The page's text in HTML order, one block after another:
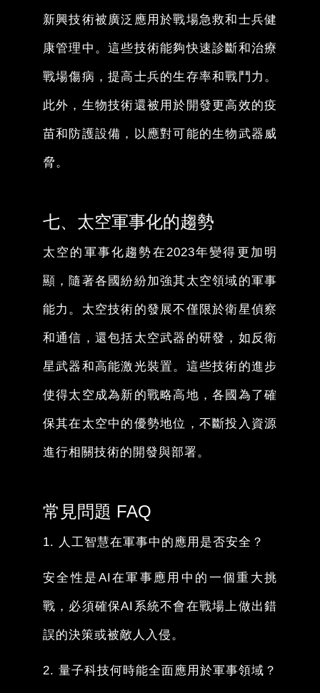
新興技術被廣泛應用於戰場急救和士兵健
康管理中。這些技術能夠快速診斷和治療
戰場傷病，提高士兵的生存率和戰鬥力。
此外，生物技術還被用於開發更高效的疫
苗和防護設備，以應對可能的生物武器威
脅。
七、太空軍事化的趨勢
太空的軍事化趨勢在2023年變得更加明
顯，隨著各國紛紛加強其太空領域的軍事
能力。太空技術的發展不僅限於衛星偵察
和通信，還包括太空武器的研發，如反衛
星武器和高能激光裝置。這些技術的進步
使得太空成為新的戰略高地，各國為了確
保其在太空中的優勢地位，不斷投入資源
進行相關技術的開發與部署。
常見問題 FAQ
1. 人工智慧在軍事中的應用是否安全？
安全性是AI在軍事應用中的一個重大挑
戰，必須確保AI系統不會在戰場上做出錯
誤的決策或被敵人入侵。
2. 量子科技何時能全面應用於軍事領域？